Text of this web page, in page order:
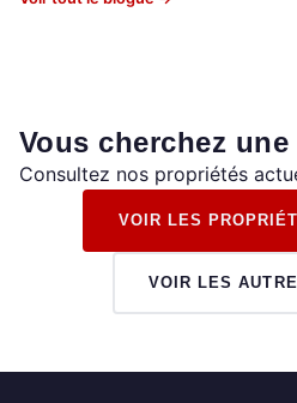
Vous cherchez
Consultez nos propriétés
VOIR LES
VOIR LES